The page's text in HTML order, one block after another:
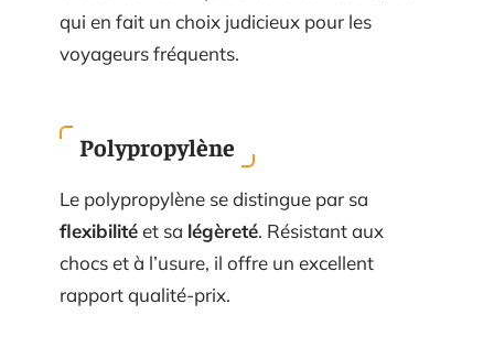
qui en fait un choix judicieux pour les
voyageurs fréquents.
Polypropylène
Le polypropylène se distingue par sa
flexibilitéet sa légèreté. Résistant aux
chocs et à l’usure, il offre un excellent
rapport qualité-prix.